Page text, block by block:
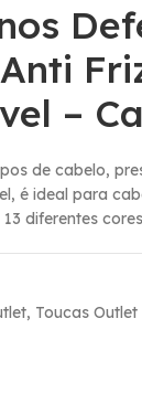
–
de cabelo,
é ideal para
diferentes
, Toucas Outlet